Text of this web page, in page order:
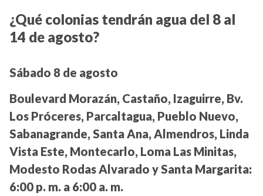
¿Qué colonias tendrán agua del 8 al
14 de agosto?
Sábado 8 de agosto
Boulevard Morazán, Castaño, Izaguirre, Bv.
Los Próceres, Parcaltagua, Pueblo Nuevo,
Sabanagrande, Santa Ana, Almendros, Linda
Vista Este, Montecarlo, Loma Las Minitas,
Modesto Rodas Alvarado y Santa Margarita:
6:00 p. m. a 6:00 a. m.